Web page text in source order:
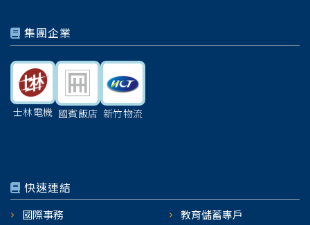
集團企業
士林電機 國賓飯店 新竹物流
快速連結
國際事務 教育儲蓄專戶